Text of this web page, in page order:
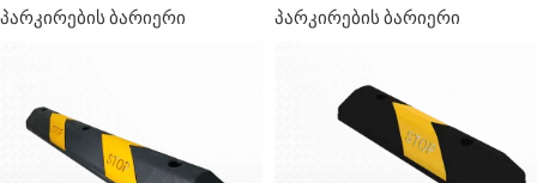
პარკირების ბარიერი პარკირების ბარიერი